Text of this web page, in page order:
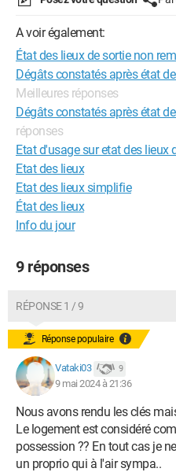
A voir également:
État des lieux de sortie non
Dégâts constatés après état
Meilleures réponses
Dégâts constatés après état
réponses
Etat d'usage sur etat des lieux
Etat des lieux
Etat des lieux simplifie
État des lieux
Info du jour
9 réponses
RÉPONSE 1 / 9
Réponse populaire
Vataki03 9
9 mai 2024 à 21:36
Nous avons rendu les clés
Le logement est considéré
possession ?? En tout cas je
un proprio qui à l'air sympa..